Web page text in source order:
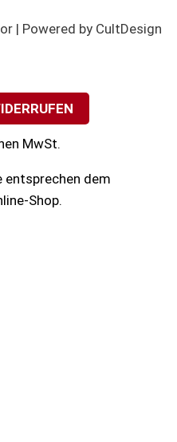
| Powered by CultDesign
MwSt.
entsprechen dem
Shop.